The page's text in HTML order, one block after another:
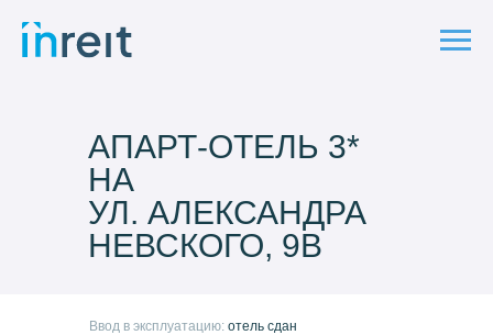
АПАРТ-ОТЕЛЬ 3*
НА
УЛ. АЛЕКСАНДРА
НЕВСКОГО, 9В
Ввод в эксплуатацию: отель сдан